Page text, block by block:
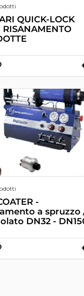
QUICK-LOCK
RISANAMENTO
-
a spruzzo
DN32 -